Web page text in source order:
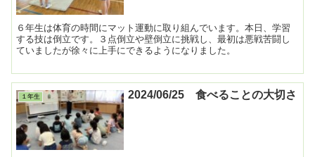
６年生は体育の時間にマット運動に取り組んでいます。本日、学習
する技は倒立です。３点倒立や壁倒立に挑戦し、最初は悪戦苦闘し
ていましたが徐々に上手にできるようになりました。
１年生 2024/06/25 食べることの大切さ